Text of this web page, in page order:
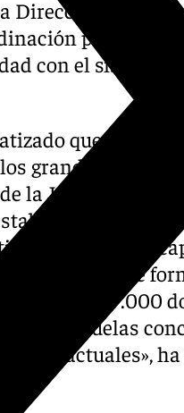
Dirección General
para este
con el sistema
que la mejora
grandes
la Junta de
puntos
a través de la
32 centros de
más de 107.000
las escuelas
retos actuales»,